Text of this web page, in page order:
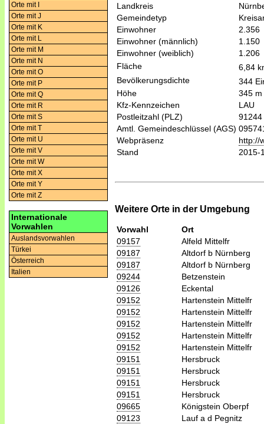
Orte mit I
Orte mit J
Orte mit K
Orte mit L
Orte mit M
Orte mit N
Orte mit O
Orte mit P
Orte mit Q
Orte mit R
Orte mit S
Orte mit T
Orte mit U
Orte mit V
Orte mit W
Orte mit X
Orte mit Y
Orte mit Z
Internationale
Vorwahlen
Auslandsvorwahlen
Türkei
Österreich
Italien
Landkreis
Gemeindetyp
Einwohner
2.356
Einwohner (männlich)
1.150
Einwohner (weiblich)
1.206
Fläche
6,84
Bevölkerungsdichte
344
Höhe
345 m
Kfz-Kennzeichen
LAU
Postleitzahl (PLZ)
91244
Amtl. Gemeindeschlüssel (AGS)
Webpräsenz
http://
Stand
2015-
Weitere Orte in der Umgebung
Vorwahl
Ort
09157
Alfeld Mittelfr
09187
Altdorf b Nürnberg
09187
Altdorf b Nürnberg
09244
Betzenstein
09126
Eckental
09152
Hartenstein Mittelfr
09152
Hartenstein Mittelfr
09152
Hartenstein Mittelfr
09152
Hartenstein Mittelfr
09152
Hartenstein Mittelfr
09151
Hersbruck
09151
Hersbruck
09151
Hersbruck
09151
Hersbruck
09665
Königstein Oberpf
09123
Lauf a d Pegnitz